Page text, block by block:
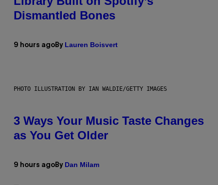
Dismantled Bones
9 hours ago By Lauren Boisvert
PHOTO ILLUSTRATION BY IAN WALDIE/GETTY IMAGES
3 Ways Your Music Taste Changes
as You Get Older
9 hours ago By Dan Milam